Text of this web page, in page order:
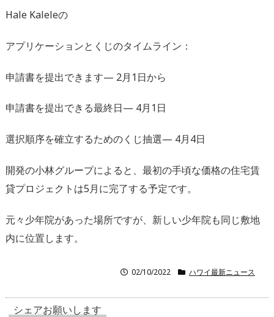
Hale Kaleleの
アプリケーションとくじのタイムライン：
申請書を提出できます— 2月1日から
申請書を提出できる最終日— 4月1日
選択順序を確立するためのくじ抽選— 4月4日
開発の小林グループによると、 最初の手頃な価格の住宅賃
貸プロジェクトは5月に完了する予定です。
元々少年院があった場所ですが、 新しい少年院も同じ敷地
内に位置します。
02/10/2022 ハワイ最新ニュース
シェアお願いします